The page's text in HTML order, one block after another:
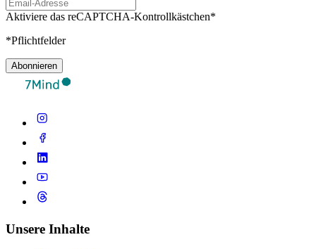
Aktiviere das reCAPTCHA-Kontrollkästchen*
*Pflichtfelder
Abonnieren
Unsere Inhalte